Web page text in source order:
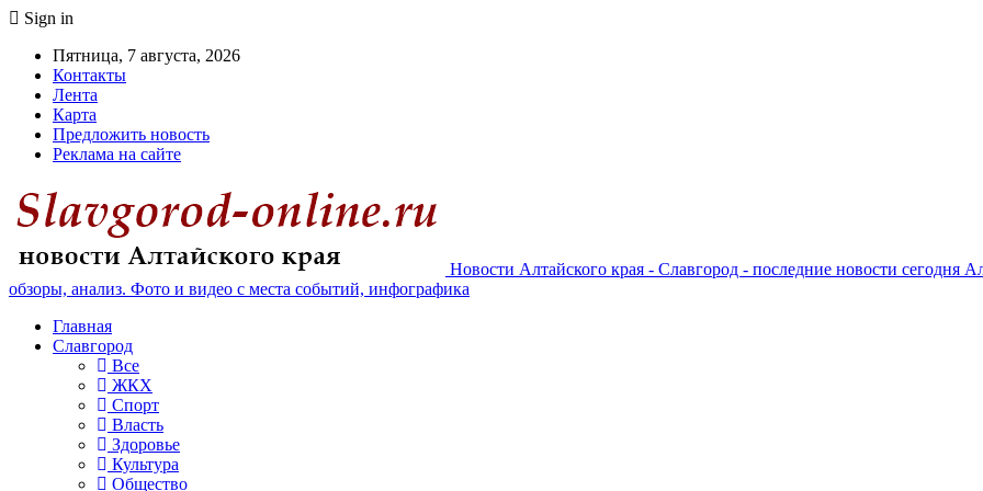
Sign in
Пятница, 7 августа, 2026
Контакты
Лента
Карта
Предложить новость
Реклама на сайте
Новости Алтайского края - Славгород - последние новости сегодня
обзоры, анализ. Фото и видео с места событий, инфографика
Главная
Славгород
Все
ЖКХ
Спорт
Власть
Здоровье
Культура
Общество